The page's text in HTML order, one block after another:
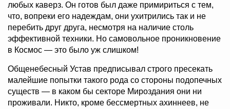
любых каверз. Он готов был даже примириться с тем,
что, вопреки его надеждам, они ухитрились так и не
перебить друг друга, несмотря на наличие столь
эффективной техники. Но самовольное проникновение
в Космос — это было уж слишком!
Общенебесный Устав предписывал строго пресекать
малейшие попытки такого рода со стороны подопечных
существ — в каком бы секторе Мироздания они ни
проживали. Никто, кроме бессмертных ахиннеев, не